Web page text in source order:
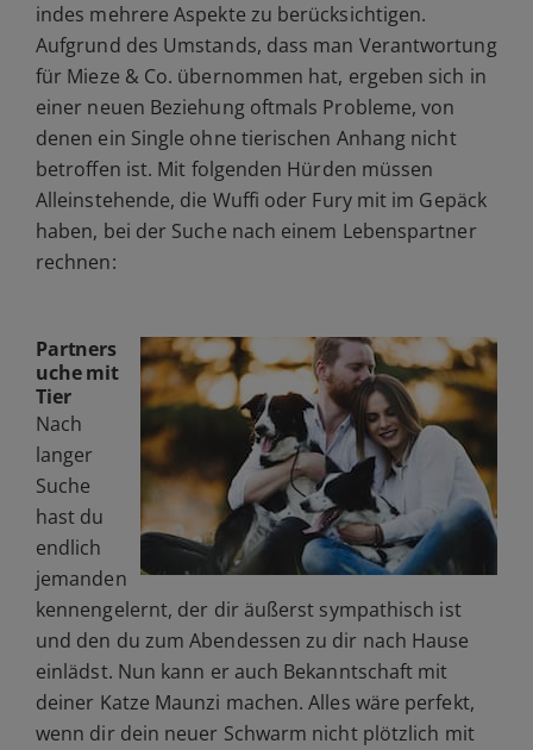
indes mehrere Aspekte zu berücksichtigen.
Aufgrund des Umstands, dass man Verantwortung
für Mieze & Co. übernommen hat, ergeben sich in
einer neuen Beziehung oftmals Probleme, von
denen ein Single ohne tierischen Anhang nicht
betroffen ist. Mit folgenden Hürden müssen
Alleinstehende, die Wuffi oder Fury mit im Gepäck
haben, bei der Suche nach einem Lebenspartner
rechnen:
Partners
uche mit
Tier
Nach
langer
Suche
hast du
endlich
jemanden
kennengelernt, der dir äußerst sympathisch ist
und den du zum Abendessen zu dir nach Hause
einlädst. Nun kann er auch Bekanntschaft mit
deiner Katze Maunzi machen. Alles wäre perfekt,
wenn dir dein neuer Schwarm nicht plötzlich mit